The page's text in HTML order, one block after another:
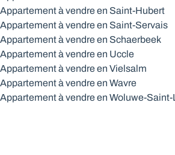
Appartement à vendre en Saint-Hubert
Appartement à vendre en Saint-Servais
Appartement à vendre en Schaerbeek
Appartement à vendre en Uccle
Appartement à vendre en Vielsalm
Appartement à vendre en Wavre
Appartement à vendre en Woluwe-